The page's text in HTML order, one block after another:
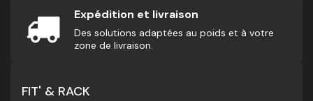
Expédition et livraison
Des solutions adaptées au poids et à votre
zone de livraison.
FIT' & RACK